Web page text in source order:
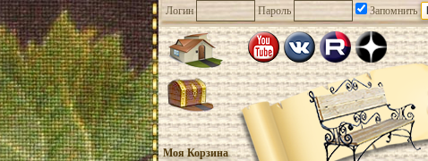
Логин Пароль Запомнить
Моя Корзина